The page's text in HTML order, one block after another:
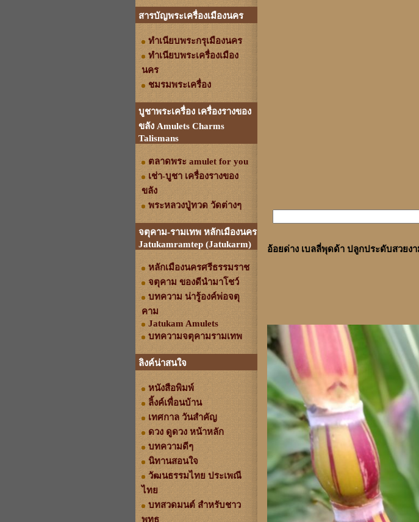
สารบัญพระเครื่องเมืองนคร
ทำเนียบพระกรุเมืองนคร
ทำเนียบพระเครื่องเมือง
นคร
ชมรมพระเครื่อง
บูชาพระเครื่อง เครื่องรางของ
ขลัง Amulets Charms
Talismans
ตลาดพระ amulet for you
เช่า-บูชา เครื่องรางของ
ขลัง
พระหลวงปู่ทวด วัดต่างๆ
จตุคาม-รามเทพ หลักเมืองนคร
Jatukamramtep (Jatukarm)
หลักเมืองนครศรีธรรมราช
จตุคาม ของดีนำมาโชว์
บทความ น่ารู้องค์พ่อจตุ
คาม
Jatukam Amulets
บทความจตุคามรามเทพ
ลิงค์น่าสนใจ
หนังสือพิมพ์
ลิ้งค์เพื่อนบ้าน
เทศกาล วันสำคัญ
ดวง ดูดวง หน้าหลัก
บทความดีๆ
นิทานสอนใจ
วัฒนธรรมไทย ประเพณี
ไทย
บทสวดมนต์ สำหรับชาว
พุทธ
อ้อยด่าง เบลลี่พุดด้า ปลูกประดับสวยง